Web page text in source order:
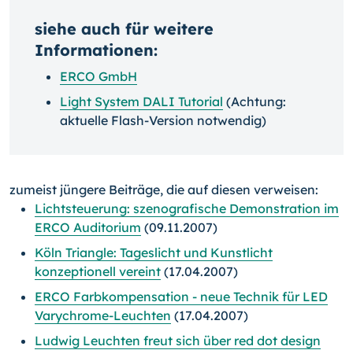
siehe auch für weitere
Informationen:
ERCO GmbH
Light System DALI Tutorial (Achtung:
aktuelle Flash-Version notwendig)
zumeist jüngere Beiträge, die auf diesen verweisen:
Lichtsteuerung: szenografische Demonstration im
ERCO Auditorium (09.11.2007)
Köln Triangle: Tageslicht und Kunstlicht
konzeptionell vereint (17.04.2007)
ERCO Farbkompensation - neue Technik für LED
Varychrome-Leuchten (17.04.2007)
Ludwig Leuchten freut sich über red dot design